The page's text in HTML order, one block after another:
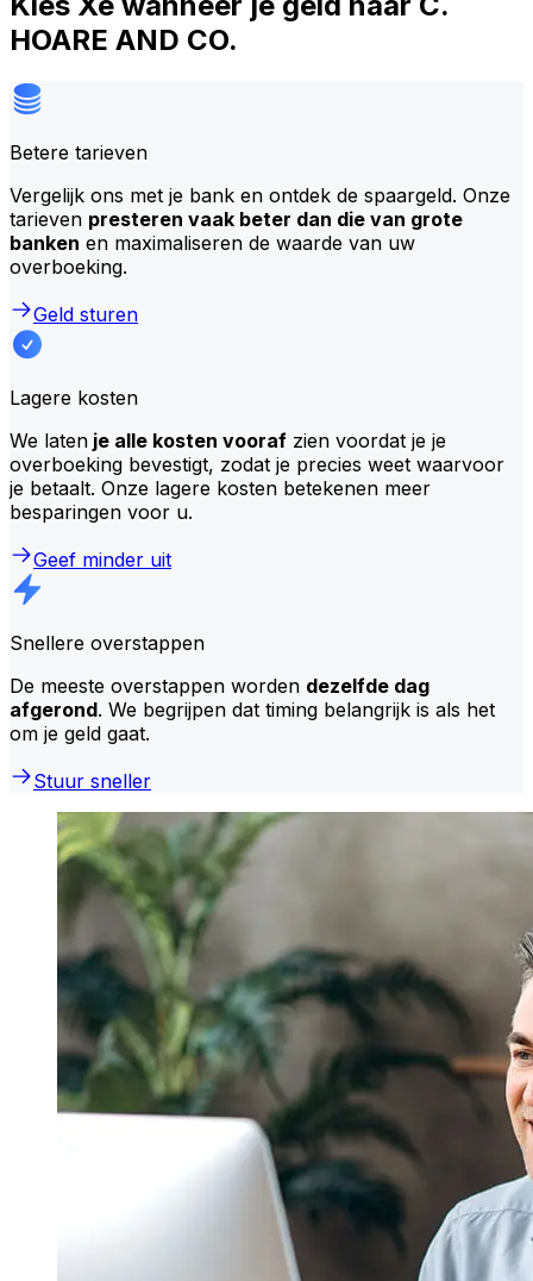
HOARE AND CO.
Betere tarieven
Vergelijk ons met je bank en ontdek de spaargeld. Onze
tarieven presteren vaak beter dan die van grote
banken en maximaliseren de waarde van uw
overboeking.
Geld sturen
Lagere kosten
We laten je alle kosten vooraf zien voordat je je
overboeking bevestigt, zodat je precies weet waarvoor
je betaalt. Onze lagere kosten betekenen meer
besparingen voor u.
Geef minder uit
Snellere overstappen
De meeste overstappen worden dezelfde dag
afgerond. We begrijpen dat timing belangrijk is als het
om je geld gaat.
Stuur sneller